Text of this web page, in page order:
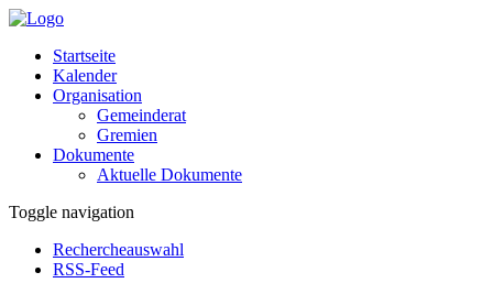
Startseite
Kalender
Organisation
Gemeinderat
Gremien
Dokumente
Aktuelle Dokumente
Toggle navigation
Rechercheauswahl
RSS-Feed